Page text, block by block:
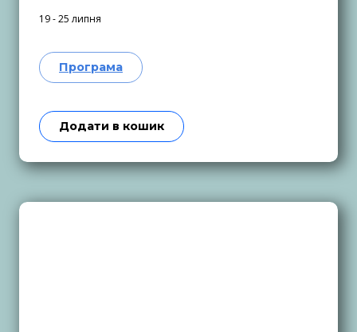
19 - 25 липня
Програма
Додати в кошик